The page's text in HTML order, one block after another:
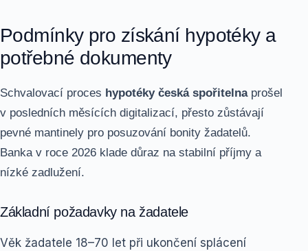
Podmínky pro získání hypotéky a
potřebné dokumenty
Schvalovací proces hypotéky česká spořitelnaprošel
v posledních měsících digitalizací, přesto zůstávají
pevné mantinely pro posuzování bonity žadatelů.
Banka v roce 2026 klade důraz na stabilní příjmy a
nízké zadlužení.
Základní požadavky na žadatele
Věk žadatele 18–70 let při ukončení splácení